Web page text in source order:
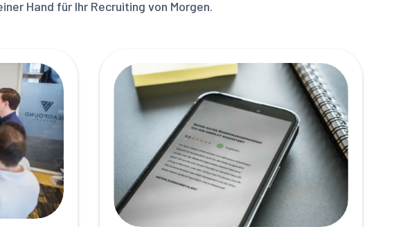
Hand für Ihr Recruiting von Morgen.